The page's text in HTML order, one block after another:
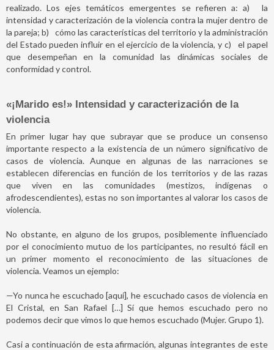
realizado. Los ejes temáticos emergentes se refieren a: a)
la
intensidad y caracterización de la violencia contra la mujer dentro de
la pareja; b)
cómo las características del territorio y la administración
del Estado pueden influir en el ejercicio de la violencia, y c)
el papel
que desempeñan en la comunidad las dinámicas sociales de
conformidad y control.
«¡Marido es!» Intensidad y caracterización de la
violencia
En primer lugar hay que subrayar que se produce un consenso
importante respecto a la existencia de un número significativo de
casos de violencia. Aunque en algunas de las narraciones se
establecen diferencias en función de los territorios y de las razas
que viven en las comunidades (mestizos, indígenas o
afrodescendientes), estas no son importantes al valorar los casos de
violencia.
No obstante, en alguno de los grupos, posiblemente influenciado
por el conocimiento mutuo de los participantes, no resultó fácil en
un primer momento el reconocimiento de las situaciones de
violencia. Veamos un ejemplo:
—Yo nunca he escuchado [aquí], he escuchado casos de violencia en
El Cristal, en San Rafael […] Sí que hemos escuchado pero no
podemos decir que vimos lo que hemos escuchado (Mujer. Grupo 1).
Casi a continuación de esta afirmación, algunas integrantes de este